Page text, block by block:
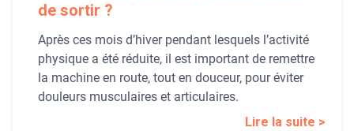
de sortir ?
Après ces mois d’hiver pendant lesquels l’activité
physique a été réduite, il est important de remettre
la machine en route, tout en douceur, pour éviter
douleurs musculaires et articulaires.
Lire la suite >